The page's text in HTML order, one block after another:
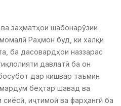
заҳматҳои шабонарӯзии
Раҳмон буд, ки халқи
ба дасовардҳои наззарас
давлатӣ ба он
дар кишвар таъмин
беҳтар шавад ва
иҷтимоӣ ва фарҳангӣ ба